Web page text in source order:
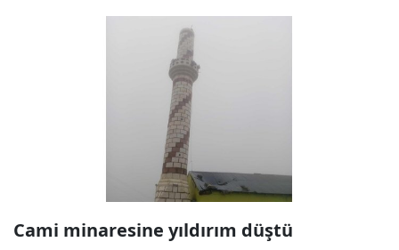
Cami minaresine yıldırım düştü